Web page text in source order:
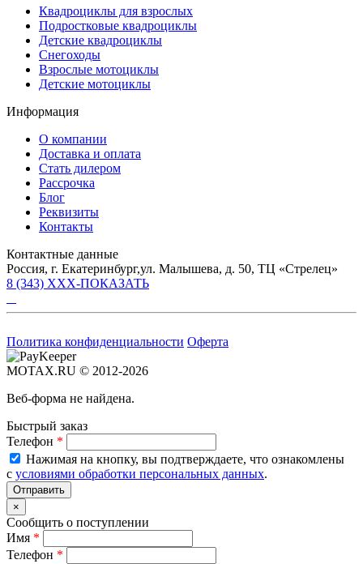
Квадроциклы для взрослых
Подростковые квадроциклы
Детские квадроциклы
Снегоходы
Взрослые мотоциклы
Детские мотоциклы
Информация
О компании
Доставка и оплата
Стать дилером
Рассрочка
Блог
Реквизиты
Контакты
Контактные данные
Россия, г. Екатеринбург,ул. Малышева, д. 50, ТЦ «Стрелец»
8 (343) XXX-ПОКАЗАТЬ
Политика конфиденциальности Оферта
MOTAX.RU © 2012-2026
Веб-форма не найдена.
Быстрый заказ
Телефон *
Нажимая на кнопку, вы подтверждаете, что ознакомлены
с условиями обработки персональных данных.
×
Сообщить о поступлении
Имя *
Телефон *